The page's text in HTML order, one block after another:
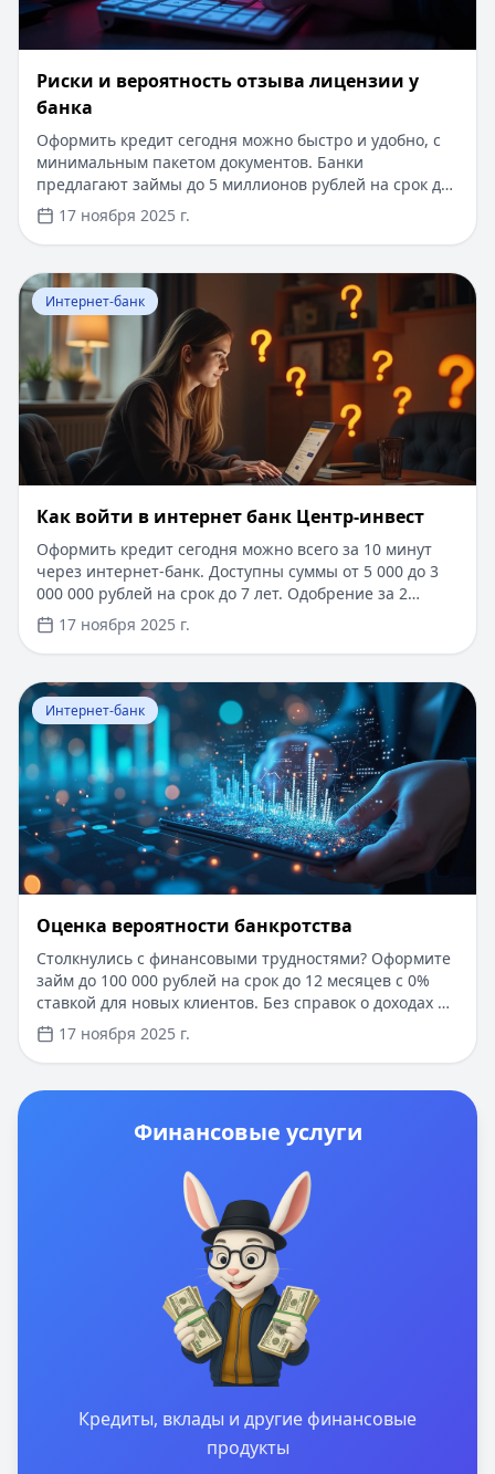
Риски и вероятность отзыва лицензии у
банка
Оформить кредит сегодня можно быстро и удобно, с
минимальным пакетом документов. Банки
предлагают займы до 5 миллионов рублей на срок до
7 лет, с возможностью получения решения за 15
минут. Есть программы без подтверждения дохода и с
упрощенным рассмотрением заявки. При этом важно
выбрать надежный банк, и данная статья поможет
вам разобраться в признаках стабильности
финансового учреждения. Узнайте, как защитить
свои средства и оценить риски при выборе банка.
17 ноября 2025 г.
Перейти к статье: Как войти в интернет банк Центр-
Интернет-банк
Как войти в интернет банк Центр-инвест
Оформить кредит сегодня можно всего за 10 минут
через интернет-банк. Доступны суммы от 5 000 до 3
000 000 рублей на срок до 7 лет. Одобрение за 2
минуты, деньги на карту моментально. Минимальный
пакет документов - только паспорт. Специальные
условия для новых клиентов - сниженная процентная
ставка первые 3 месяца. Удобное погашение через
онлайн-сервисы без комиссии.
17 ноября 2025 г.
Перейти к статье:Оценка вероятности банкротства
Интернет-банк
Оценка вероятности банкротства
Столкнулись с финансовыми трудностями? Оформите
займ до 100 000 рублей на срок до 12 месяцев с 0%
ставкой для новых клиентов. Без справок о доходах и
документов — решение за 5 минут. Получите деньги
быстро и прозрачно через проверенные сервисы.
17 ноября 2025 г.
Финансовые услуги
Кредиты, вклады и другие финансовые
продукты